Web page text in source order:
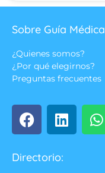
Sobre Guía Médica
¿Quienes somos?
¿Por qué elegirnos?
Preguntas frecuentes
Directorio: